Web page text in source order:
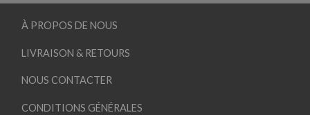
À PROPOS DE NOUS
LIVRAISON & RETOURS
NOUS CONTACTER
CONDITIONS GÉNÉRALES